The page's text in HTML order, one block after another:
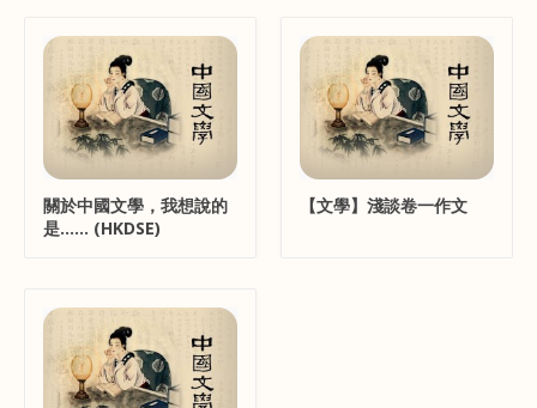
關於中國文學，我想說的
是...... (HKDSE)
【文學】淺談卷一作文